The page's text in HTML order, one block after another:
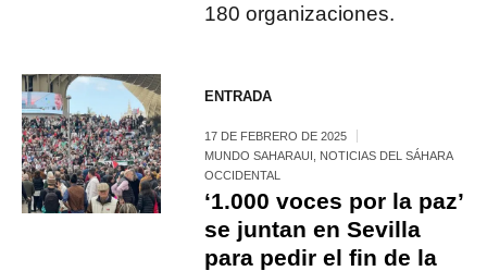
180 organizaciones.
ENTRADA
17 DE FEBRERO DE 2025
MUNDO SAHARAUI
NOTICIAS DEL SÁHARA
OCCIDENTAL
‘1.000 voces por la paz’
se juntan en Sevilla
para pedir el fin de la